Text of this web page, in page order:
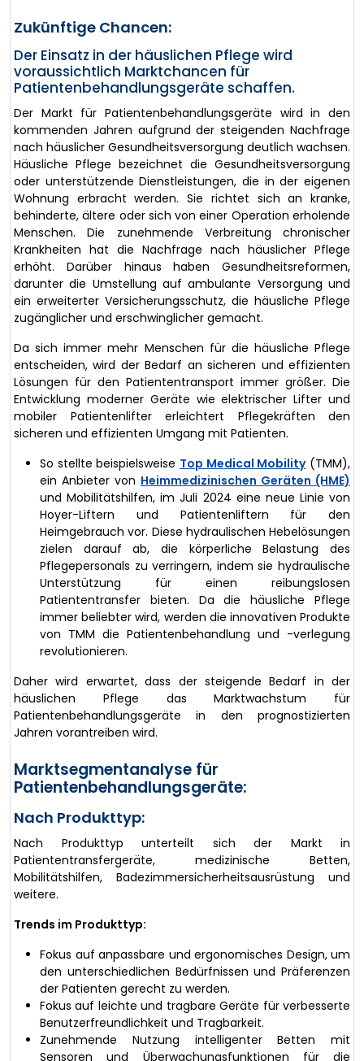
Zukünftige Chancen:
Der Einsatz in der häuslichen Pflege wird
voraussichtlich Marktchancen für
Patientenbehandlungsgeräte schaffen.
Der Markt für Patientenbehandlungsgeräte wird in den
kommenden Jahren aufgrund der steigenden Nachfrage
nach häuslicher Gesundheitsversorgung deutlich wachsen.
Häusliche Pflege bezeichnet die Gesundheitsversorgung
oder unterstützende Dienstleistungen, die in der eigenen
Wohnung erbracht werden. Sie richtet sich an kranke,
behinderte, ältere oder sich von einer Operation erholende
Menschen. Die zunehmende Verbreitung chronischer
Krankheiten hat die Nachfrage nach häuslicher Pflege
erhöht. Darüber hinaus haben Gesundheitsreformen,
darunter die Umstellung auf ambulante Versorgung und
ein erweiterter Versicherungsschutz, die häusliche Pflege
zugänglicher und erschwinglicher gemacht.
Da sich immer mehr Menschen für die häusliche Pflege
entscheiden, wird der Bedarf an sicheren und effizienten
Lösungen für den Patiententransport immer größer. Die
Entwicklung moderner Geräte wie elektrischer Lifter und
mobiler Patientenlifter erleichtert Pflegekräften den
sicheren und effizienten Umgang mit Patienten.
So stellte beispielsweise Top Medical Mobility(TMM),
ein Anbieter von Heimmedizinischen Geräten (HME)
und Mobilitätshilfen, im Juli 2024 eine neue Linie von
Hoyer-Liftern und Patientenliftern für den
Heimgebrauch vor. Diese hydraulischen Hebelösungen
zielen darauf ab, die körperliche Belastung des
Pflegepersonals zu verringern, indem sie hydraulische
Unterstützung für einen reibungslosen
Patiententransfer bieten. Da die häusliche Pflege
immer beliebter wird, werden die innovativen Produkte
von TMM die Patientenbehandlung und -verlegung
revolutionieren.
Daher wird erwartet, dass der steigende Bedarf in der
häuslichen Pflege das Marktwachstum für
Patientenbehandlungsgeräte in den prognostizierten
Jahren vorantreiben wird.
Marktsegmentanalyse für
Patientenbehandlungsgeräte:
Nach Produkttyp:
Nach Produkttyp unterteilt sich der Markt in
Patiententransfergeräte, medizinische Betten,
Mobilitätshilfen, Badezimmersicherheitsausrüstung und
weitere.
Trends im Produkttyp:
Fokus auf anpassbare und ergonomisches Design, um
den unterschiedlichen Bedürfnissen und Präferenzen
der Patienten gerecht zu werden.
Fokus auf leichte und tragbare Geräte für verbesserte
Benutzerfreundlichkeit und Tragbarkeit.
Zunehmende Nutzung intelligenter Betten mit
Sensoren und Überwachungsfunktionen für die